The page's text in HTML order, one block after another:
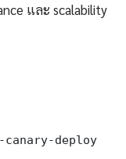
และ scalability
deploy